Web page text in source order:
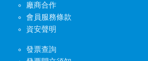
廠商合作
會員服務條款
資安聲明
發票查詢